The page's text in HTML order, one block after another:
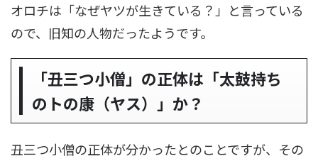
オロチは「なぜヤツが生きている？」と言っている
ので、旧知の人物だったようです。
「丑三つ小僧」の正体は「太鼓持ち
のトの康（ヤス）」か？
丑三つ小僧の正体が分かったとのことですが、その